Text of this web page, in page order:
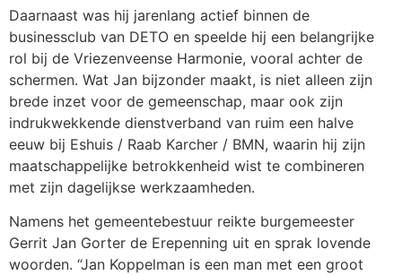
Daarnaast was hij jarenlang actief binnen de
businessclub van DETO en speelde hij een belangrijke
rol bij de Vriezenveense Harmonie, vooral achter de
schermen. Wat Jan bijzonder maakt, is niet alleen zijn
brede inzet voor de gemeenschap, maar ook zijn
indrukwekkende dienstverband van ruim een halve
eeuw bij Eshuis / Raab Karcher / BMN, waarin hij zijn
maatschappelijke betrokkenheid wist te combineren
met zijn dagelijkse werkzaamheden.
Namens het gemeentebestuur reikte burgemeester
Gerrit Jan Gorter de Erepenning uit en sprak lovende
woorden. “Jan Koppelman is een man met een groot